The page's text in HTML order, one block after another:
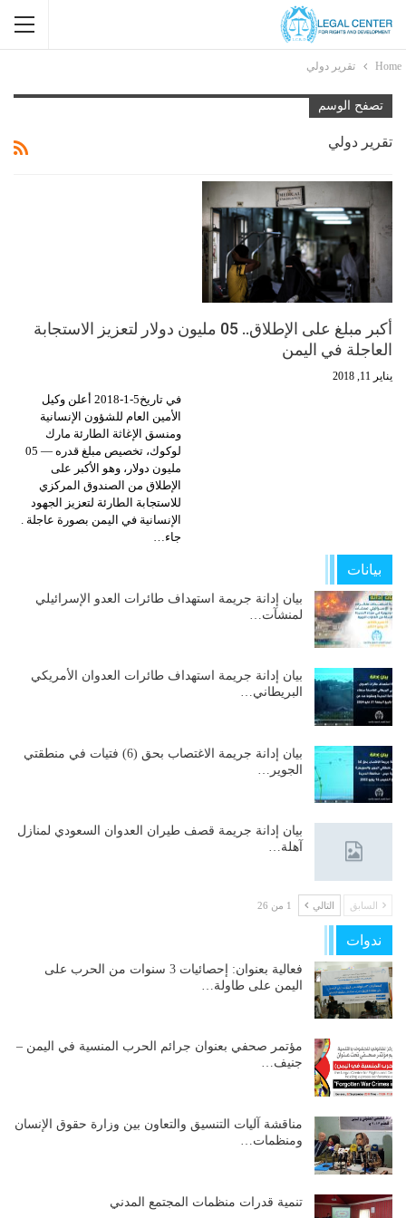
Home تقرير دولي
تصفح الوسم
تقرير دولي
أكبر مبلغ على الإطلاق.. 05 مليون دولار لتعزيز الاستجابة
العاجلة في اليمن
يناير 11, 2018
في تاريخ5-1-2018 أعلن وكيل
الأمين العام للشؤون الإنسانية
ومنسق الإغاثة الطارئة مارك
لوكوك، تخصيص مبلغ قدره — 05
مليون دولار، وهو الأكبر على
الإطلاق من الصندوق المركزي
للاستجابة الطارئة لتعزيز الجهود
الإنسانية في اليمن بصورة عاجلة .
جاء…
بيانات
بيان إدانة جريمة استهداف طائرات العدو الإسرائيلي
لمنشآت…
بيان إدانة جريمة استهداف طائرات العدوان الأمريكي
البريطاني…
بيان إدانة جريمة الاغتصاب بحق (6) فتيات في منطقتي
الجوير…
بيان إدانة جريمة قصف طيران العدوان السعودي لمنازل
آهلة…
السابق التالي 1 من 26
ندوات
فعالية بعنوان: إحصائيات 3 سنوات من الحرب على
اليمن على طاولة…
مؤتمر صحفي بعنوان جرائم الحرب المنسية في اليمن –
جنيف…
مناقشة آليات التنسيق والتعاون بين وزارة حقوق الإنسان
ومنظمات…
تنمية قدرات منظمات المجتمع المدني